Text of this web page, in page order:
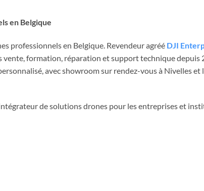
en Belgique
professionnels en Belgique. Revendeur agréé DJI
vente, formation, réparation et support technique depuis
avec showroom sur rendez-vous à Nivelles
de solutions drones pour les entreprises et